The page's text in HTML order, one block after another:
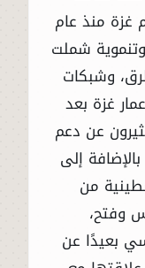
لدعم غزة منذ عام
وتنموية شملت
وشبكات
غزة بعد
عن دعم
إلى
من
وفتح،
بعيدًا عن